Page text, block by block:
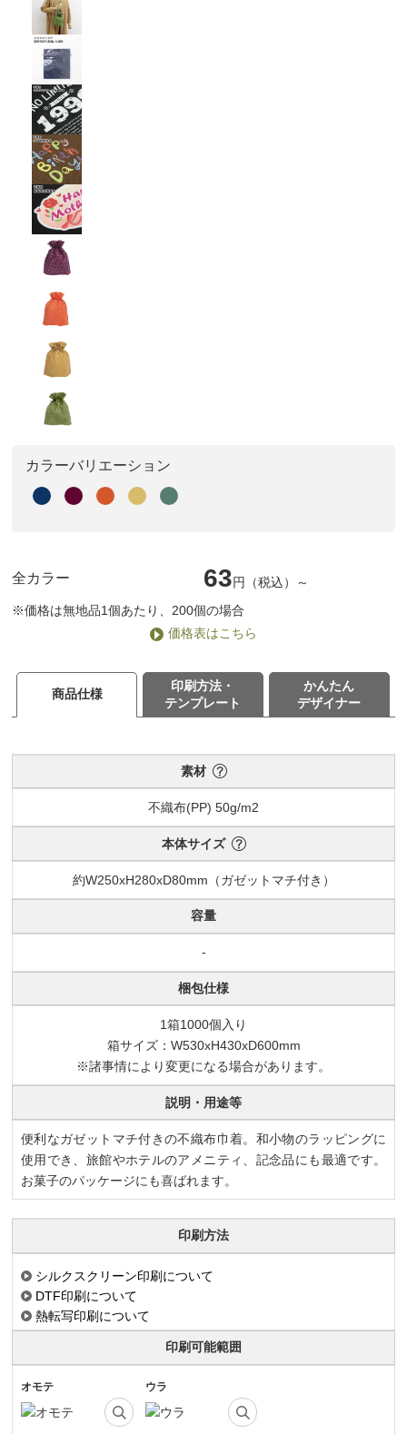
カラーバリエーション
全カラー 63円（税込）～
※価格は無地品1個あたり、200個の場合
価格表はこちら
商品仕様
印刷方法・
テンプレート
かんたん
デザイナー
素材
不織布(PP) 50g/m2
本体サイズ
約W250xH280xD80mm（ガゼットマチ付き）
容量
-
梱包仕様
1箱1000個入り
箱サイズ：W530xH430xD600mm
※諸事情により変更になる場合があります。
説明・用途等
便利なガゼットマチ付きの不織布巾着。和小物のラッピングに
使用でき、旅館やホテルのアメニティ、記念品にも最適です。
お菓子のパッケージにも喜ばれます。
印刷方法
シルクスクリーン印刷について
DTF印刷について
熱転写印刷について
印刷可能範囲
オモテ ウラ